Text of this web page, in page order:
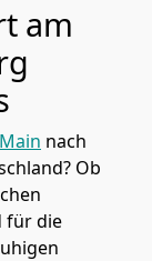
am
nach
Ob
für die